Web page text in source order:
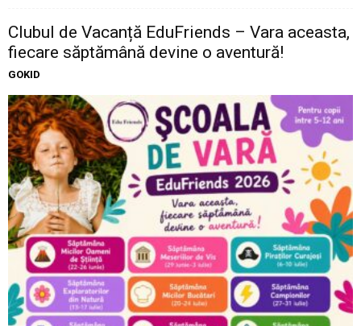
Clubul de Vacanță EduFriends – Vara aceasta,
fiecare săptămână devine o aventură!
GOKID